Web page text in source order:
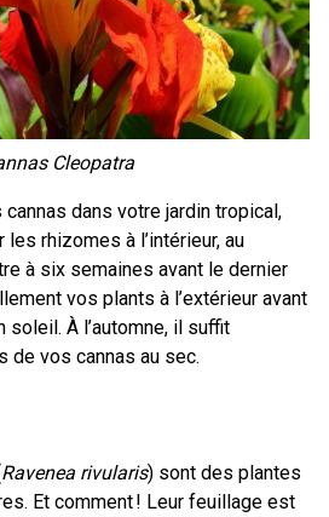
Cleopatra
dans votre jardin tropical,
rhizomes à l’intérieur, au
à six semaines avant le dernier
vos plants à l’extérieur avant
À l’automne, il suffit
de vos cannas au sec.
Ravenea rivularis) sont des plantes
Et comment ! Leur feuillage est